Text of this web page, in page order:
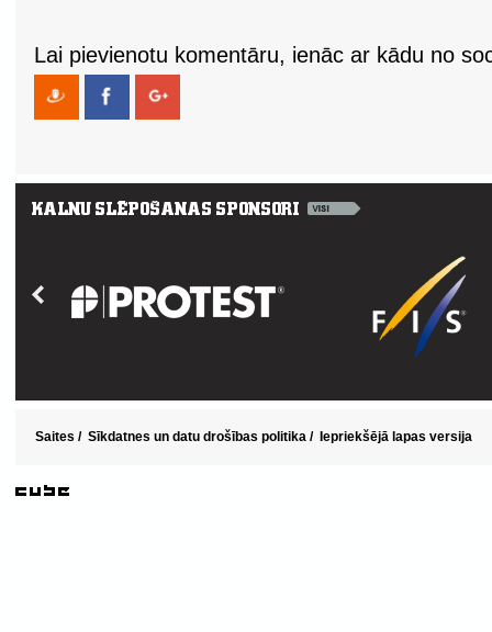
Lai pievienotu komentāru, ienāc ar kādu no
Saites / Sīkdatnes un datu drošības politika / Iepriekšējā lapas versija